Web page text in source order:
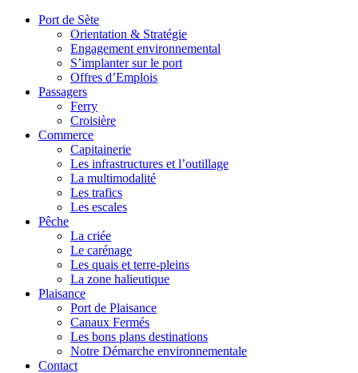
Port de Sète
Orientation & Stratégie
Engagement environnemental
S’implanter sur le port
Offres d’Emplois
Passagers
Ferry
Croisière
Commerce
Capitainerie
Les infrastructures et l’outillage
La multimodalité
Les trafics
Les escales
Pêche
La criée
Le carénage
Les quais et terre-pleins
La zone halieutique
Plaisance
Port de Plaisance
Canaux Fermés
Les bons plans destinations
Notre Démarche environnementale
Contact